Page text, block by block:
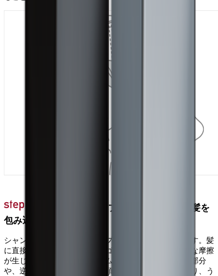
手の上でシャンプーを良く泡立て、髪を
包み込むように
シャンプーを手のひらに1〜2プッシュとり、泡立てます。髪
に直接シャンプー剤を付けてゴシゴシ泡立てると余計な摩擦
が生じたり、シャンプー液のムラができ、洗い残しの部分
や、逆に必要以上の洗浄力で頭皮にダメージを与えたり、う